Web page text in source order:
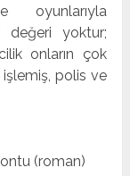
oyunlarıyla
değeri yoktur;
onların çok
işlemiş, polis ve
(roman)